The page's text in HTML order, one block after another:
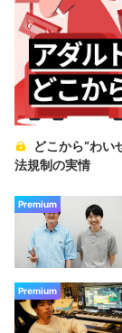
どこから“わい
法規制の実情
Premium
Premium